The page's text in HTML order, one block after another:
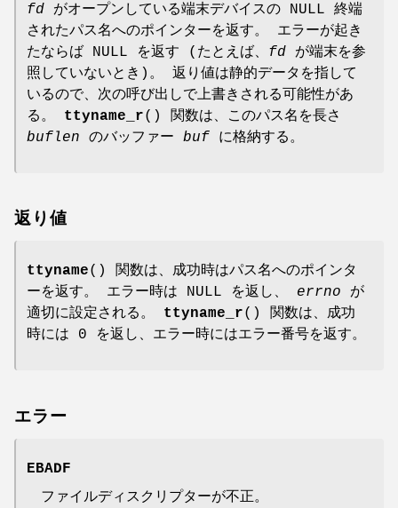
fd がオープンしている端末デバイスの NULL 終端
されたパス名へのポインターを返す。 エラーが起き
たならば NULL を返す (たとえば、 fd が端末を参
照していないとき)。 返り値は静的データを指して
いるので、次の呼び出しで上書きされる可能性があ
る。 ttyname_r() 関数は、このパス名を長さ
buflen のバッファー buf に格納する。
返り値
ttyname() 関数は、成功時はパス名へのポインタ
ーを返す。 エラー時は NULL を返し、 errno が
適切に設定される。 ttyname_r() 関数は、成功
時には 0 を返し、エラー時にはエラー番号を返す。
エラー
EBADF
ファイルディスクリプターが不正。